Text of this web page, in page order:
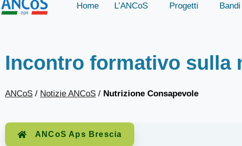
Home L’ANCoS Progetti Bandi
Incontro formativo sulla
ANCoS / Notizie ANCoS / Nutrizione Consapevole
ANCoS Aps Brescia